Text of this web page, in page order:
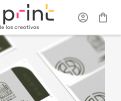
/ /Todos los
pliegos